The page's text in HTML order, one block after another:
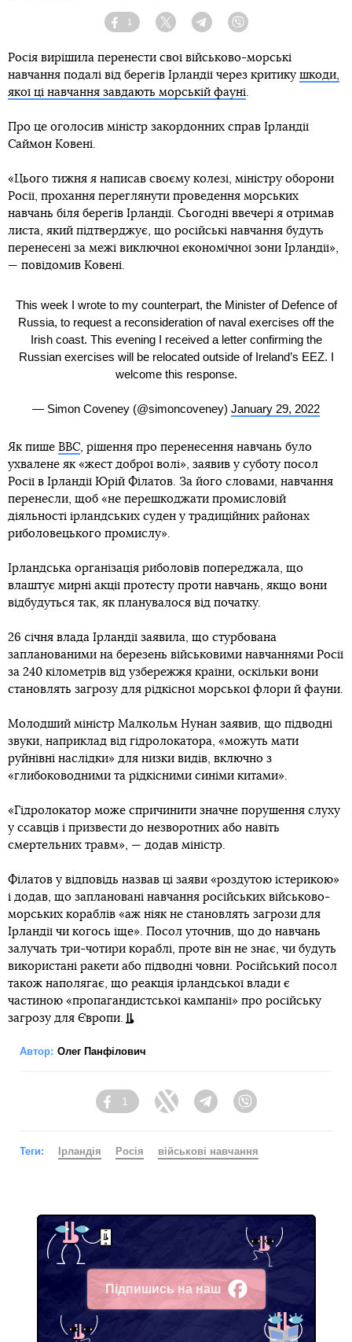
Facebook
1
Twitter TelegramViber
Росія вирішила перенести свої військово-морські
навчання подалі від берегів Ірландії через критику шкоди,
якої ці навчання завдають морській фауні.
Про це оголосив міністр закордонних справ Ірландії
Саймон Ковені.
«Цього тижня я написав своєму колезі, міністру оборони
Росії, прохання переглянути проведення морських
навчань біля берегів Ірландії. Сьогодні ввечері я отримав
листа, який підтверджує, що російські навчання будуть
перенесені за межі виключної економічної зони Ірландії»,
— повідомив Ковені.
This week I wrote to my counterpart, the Minister of Defence of
Russia, to request a reconsideration of naval exercises off the
Irish coast. This evening I received a letter confirming the
Russian exercises will be relocated outside of Ireland’s EEZ. I
welcome this response.
— Simon Coveney (@simoncoveney) January 29, 2022
Як пише BBC, рішення про перенесення навчань було
ухвалене як «жест доброї волі», заявив у суботу посол
Росії в Ірландії Юрій Філатов. За його словами, навчання
перенесли, щоб «не перешкоджати промисловій
діяльності ірландських суден у традиційних районах
риболовецького промислу».
Ірландська організація риболовів попереджала, що
влаштує мирні акції протесту проти навчань, якщо вони
відбудуться так, як планувалося від початку.
26 січня влада Ірландії заявила, що стурбована
запланованими на березень військовими навчаннями Росії
за 240 кілометрів від узбережжя країни, оскільки вони
становлять загрозу для рідкісної морської флори й фауни.
Молодший міністр Малкольм Нунан заявив, що підводні
звуки, наприклад від гідролокатора, «можуть мати
руйнівні наслідки» для низки видів, включно з
«глибоководними та рідкісними синіми китами».
«Гідролокатор може спричинити значне порушення слуху
у ссавців і призвести до незворотних або навіть
смертельних травм», — додав міністр.
Філатов у відповідь назвав ці заяви «роздутою істерикою»
і додав, що заплановані навчання російських військово-
морських кораблів «аж ніяк не становлять загрози для
Ірландії чи когось іще». Посол уточнив, що до навчань
залучать три-чотири кораблі, проте він не знає, чи будуть
використані ракети або підводні човни. Російський посол
також наполягає, що реакція ірландської влади є
частиною «пропагандистської кампанії» про російську
загрозу для Європи.
Автор: Олег Панфілович
Facebook
1
Twitter TelegramViber
Теги: Ірландія Росія військові навчання
Підпишись на наш
Facebook